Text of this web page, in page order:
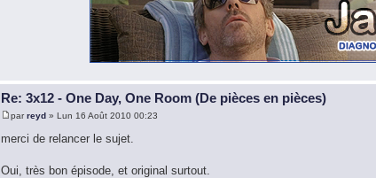
Re: 3x12 - One Day, One Room (De pièces en pièces)
parreyd » Lun 16 Août 2010 00:23
merci de relancer le sujet.
Oui, très bon épisode, et original surtout.